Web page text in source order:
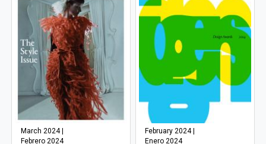
March 2024 |
Febrero 2024
February 2024 |
Enero 2024